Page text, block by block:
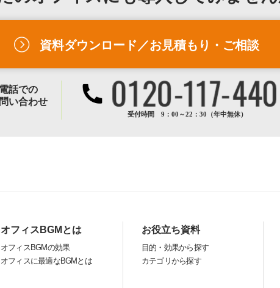
資料ダウンロード／お見積もり・ご相談
話での
い合わせ
受付時間 9：00～22：30（年中無休）
オフィスBGMとは
オフィスBGMの効果
オフィスに最適なBGMとは
お役立ち資料
目的・効果から探す
カテゴリから探す